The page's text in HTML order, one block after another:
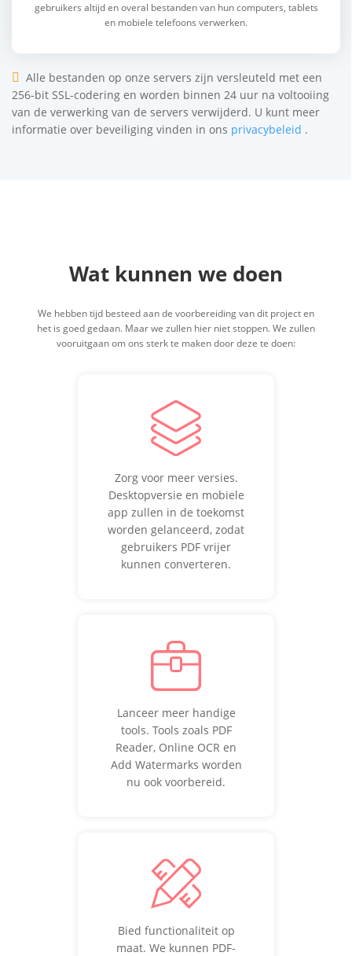
gebruikers altijd en overal bestanden van hun computers, tablets
en mobiele telefoons verwerken.
Alle bestanden op onze servers zijn versleuteld met een
256-bit SSL-codering en worden binnen 24 uur na voltooiing
van de verwerking van de servers verwijderd. U kunt meer
informatie over beveiliging vinden in ons privacybeleid .
Wat kunnen we doen
We hebben tijd besteed aan de voorbereiding van dit project en
het is goed gedaan. Maar we zullen hier niet stoppen. We zullen
vooruitgaan om ons sterk te maken door deze te doen:
Zorg voor meer versies.
Desktopversie en mobiele
app zullen in de toekomst
worden gelanceerd, zodat
gebruikers PDF vrijer
kunnen converteren.
Lanceer meer handige
tools. Tools zoals PDF
Reader, Online OCR en
Add Watermarks worden
nu ook voorbereid.
Bied functionaliteit op
maat. We kunnen PDF-